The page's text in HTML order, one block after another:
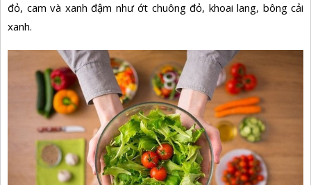
đỏ, cam và xanh đậm như ớt chuông đỏ, khoai lang, bông cải
xanh.